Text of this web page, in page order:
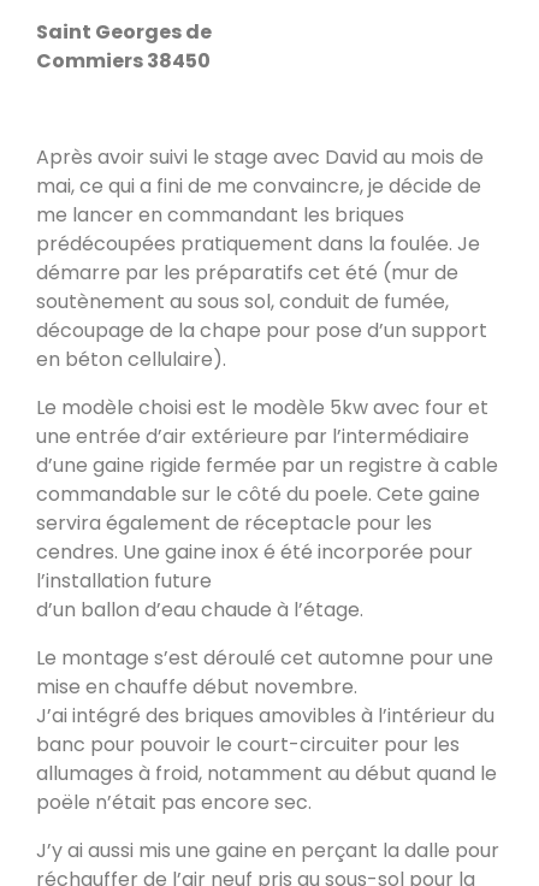
Oxalibre L
Les Salelles 48230
Granville 50400
PDM modèle S
Urmatt 67280
Poele de masse L
Devay 58300
Poêle de masse L avec petit banc
chauffant
Heusy
Poêle de Masse
Bellecombe-en-Bauges 73340
Oxalibre S
Portet 64330
La Table 73110
Saint Georges de
Commiers 38450
Après avoir suivi le stage avec David au mois de
mai, ce qui a fini de me convaincre, je décide de
me lancer en commandant les briques
prédécoupées pratiquement dans la foulée. Je
démarre par les préparatifs cet été (mur de
soutènement au sous sol, conduit de fumée,
découpage de la chape pour pose d’un support
en béton cellulaire).
Le modèle choisi est le modèle 5kw avec four et
une entrée d’air extérieure par l’intermédiaire
d’une gaine rigide fermée par un registre à cable
commandable sur le côté du poele. Cete gaine
servira également de réceptacle pour les
cendres. Une gaine inox é été incorporée pour
l’installation future
d’un ballon d’eau chaude à l’étage.
Le montage s’est déroulé cet automne pour une
mise en chauffe début novembre.
J’ai intégré des briques amovibles à l’intérieur du
banc pour pouvoir le court-circuiter pour les
allumages à froid, notamment au début quand le
poële n’était pas encore sec.
J’y ai aussi mis une gaine en perçant la dalle pour
réchauffer de l’air neuf pris au sous-sol pour la